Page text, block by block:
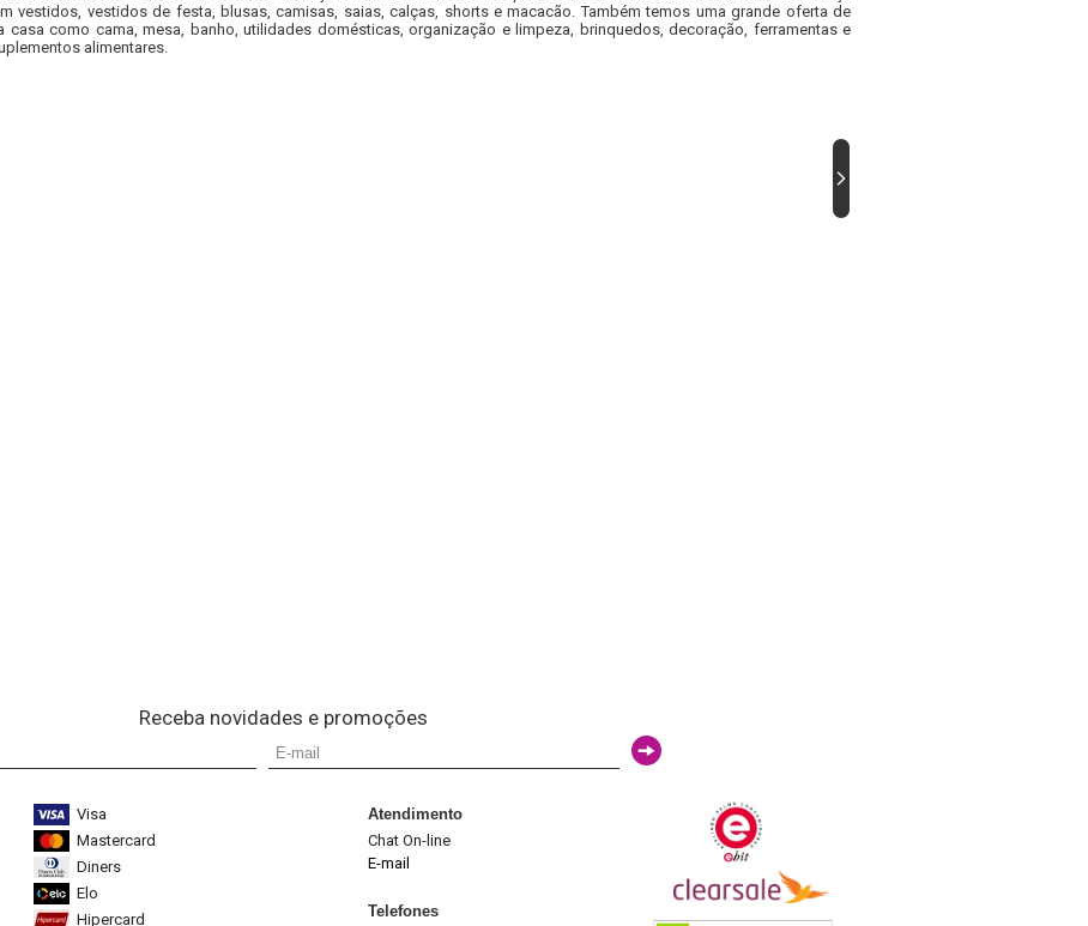
vestidos, vestidos de festa, blusas, camisas, saias, calças, shorts e macacão. Também temos uma grande oferta de
casa como cama, mesa, banho, utilidades domésticas, organização e limpeza, brinquedos, decoração, ferramentas e
alimentares.
Receba novidades e promoções
Visa
Mastercard
Diners
Elo
Hipercard
Atendimento
Chat On-line
E-mail
Telefones